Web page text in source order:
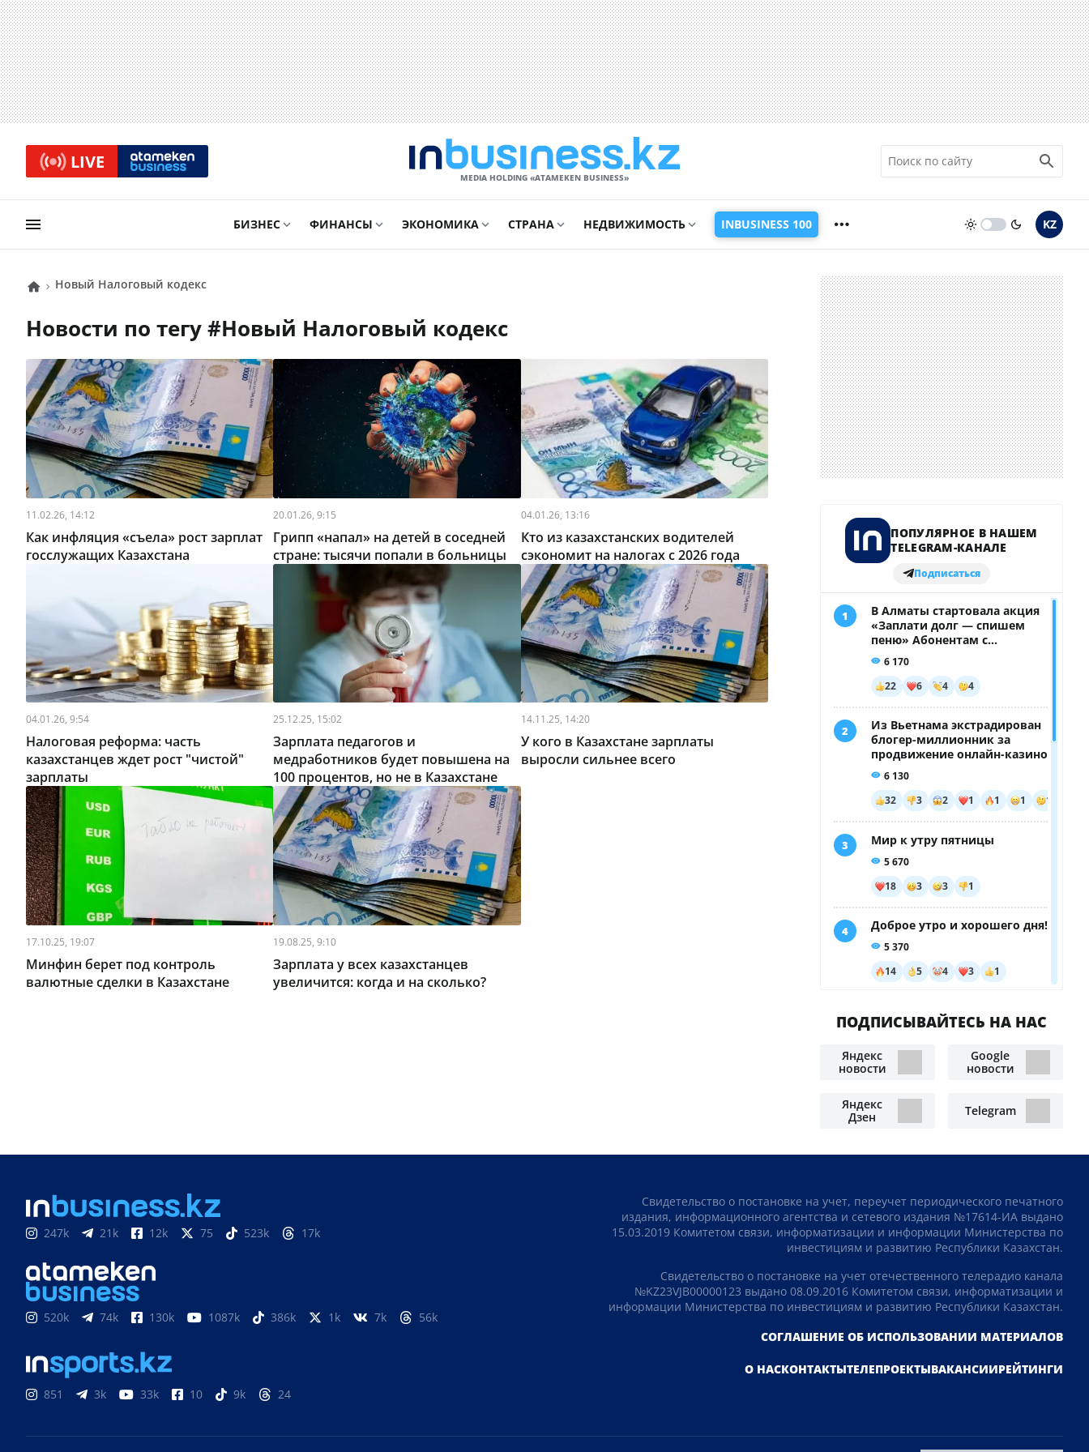
LIVE
MEDIA HOLDING «ATAMEKЕN BUSINESS»
БИЗНЕС ФИНАНСЫ ЭКОНОМИКА СТРАНА НЕДВИЖИМОСТЬ INBUSINESS 100 KZ
новый Налоговый кодекс
Новости по тегу # новый Налоговый кодекс
11.02.26, 14:12
Как инфляция «съела» рост зарплат
госслужащих Казахстана
20.01.26, 9:15
Грипп «напал» на детей в соседней
стране: тысячи попали в больницы
04.01.26, 13:16
Кто из казахстанских водителей
сэкономит на налогах с 2026 года
04.01.26, 9:54
Налоговая реформа: часть
казахстанцев ждет рост "чистой"
зарплаты
25.12.25, 15:02
Зарплата педагогов и
медработников будет повышена на
100 процентов, но не в Казахстане
14.11.25, 14:20
У кого в Казахстане зарплаты
выросли сильнее всего
17.10.25, 19:07
Минфин берет под контроль
валютные сделки в Казахстане
19.08.25, 9:10
Зарплата у всех казахстанцев
увеличится: когда и на сколько?
ПОДПИСЫВАЙТЕСЬ НА НАС
Яндекс
новости
Google
новости
Яндекс
Дзен
Telegram
247k 21k 12k 75 523k 17k
520k 74k 130k 1087k 386k 1k 7k 56k
851 3k 33k 10 9k 24
Свидетельство о постановке на учет, переучет периодического печатного
издания, информационного агентства и сетевого издания №17614-ИА выдано
15.03.2019 Комитетом связи, информатизации и информации Министерства по
инвестициям и развитию Республики Казахстан.
Свидетельство о постановке на учет отечественного телерадио канала
№KZ23VJB00000123 выдано 08.09.2016 Комитетом связи, информатизации и
информации Министерства по инвестициям и развитию Республики Казахстан.
СОГЛАШЕНИЕ ОБ ИСПОЛЬЗОВАНИИ МАТЕРИАЛОВ
О НАСКОНТАКТЫТЕЛЕПРОЕКТЫВАКАНСИИРЕЙТИНГИ